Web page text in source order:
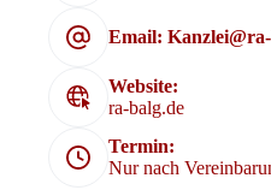
Email:
Website:
ra-balg.de
Termin:
Nur nach